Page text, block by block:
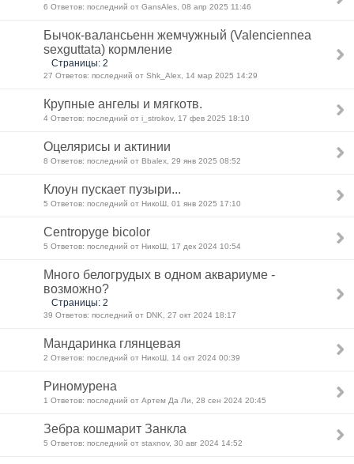
6 Ответов: последний от GansAles, 08 апр 2025 11:46
Бычок-валансьенн жемчужный (Valenciennea
sexguttata) кормление
Страницы: 2
27 Ответов: последний от Shk_Alex, 14 мар 2025 14:29
Крупные ангелы и мягкотв.
4 Ответов: последний от i_strokov, 17 фев 2025 18:10
Оцелярисы и актинии
8 Ответов: последний от Bbalex, 29 янв 2025 08:52
Клоун пускает пузыри...
5 Ответов: последний от НикоШ, 01 янв 2025 17:10
Centropyge bicolor
5 Ответов: последний от НикоШ, 17 дек 2024 10:54
Много белогрудых в одном аквариуме -
возможно?
Страницы: 2
39 Ответов: последний от DNK, 27 окт 2024 18:17
Мандаринка глянцевая
2 Ответов: последний от НикоШ, 14 окт 2024 00:39
Риномурена
1 Ответов: последний от Артем Да Ли, 28 сен 2024 20:45
Зебра кошмарит Занкла
5 Ответов: последний от staxnov, 30 авг 2024 14:52